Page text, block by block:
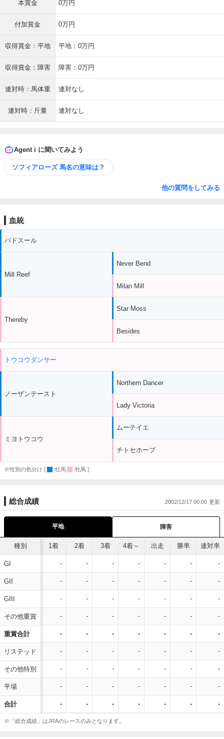
本賞金 0万円
付加賞金 0万円
収得賞金：平地 平地：0万円
収得賞金：障害 障害：0万円
連対時：馬体重 連対なし
連対時：斤量 連対なし
Agent i に聞いてみよう
ソフィアローズ 馬名の意味は？
他の質問をしてみる
血統
パドスール
Mill Reef
Thereby
Never Bend
Milan Mill
Star Moss
Besides
トウコウダンサー
ノーザンテースト
ミヨトウコウ
Northern Dancer
Lady Victoria
ムーテイエ
チトセホープ
※性別の色分け [ :牡馬 :牝馬 ]
総合成績 2002/12/17 00:00
平地 障害
種別
GI
GII
GIII
その他重賞
重賞合計
リステッド
その他特別
平場
合計
1着 2着 3着 4着～ 出走 勝率 連対率
- - - - - - -
- - - - - - -
- - - - - - -
- - - - - - -
- - - - - - -
- - - - - - -
- - - - - - -
- - - - - - -
- - - - - - -
※「総合成績」はJRAのレースのみとなります。